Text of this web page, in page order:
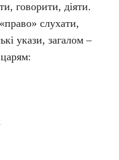
говорити, діяти.
слухати,
укази, загалом –